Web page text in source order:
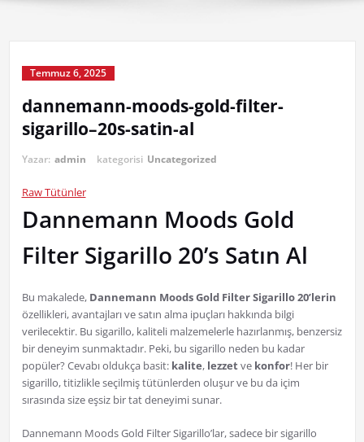
Temmuz 6, 2025
dannemann-moods-gold-filter-
sigarillo–20s-satin-al
Yazar: admin kategorisi Uncategorized
Raw Tütünler
Dannemann Moods Gold
Filter Sigarillo 20’s Satın Al
Bu makalede, Dannemann Moods Gold Filter Sigarillo 20’lerin
özellikleri, avantajları ve satın alma ipuçları hakkında bilgi
verilecektir. Bu sigarillo, kaliteli malzemelerle hazırlanmış, benzersiz
bir deneyim sunmaktadır. Peki, bu sigarillo neden bu kadar
popüler? Cevabı oldukça basit: kalite, lezzetve konfor! Her bir
sigarillo, titizlikle seçilmiş tütünlerden oluşur ve bu da içim
sırasında size eşsiz bir tat deneyimi sunar.
Dannemann Moods Gold Filter Sigarillo’lar, sadece bir sigarillo